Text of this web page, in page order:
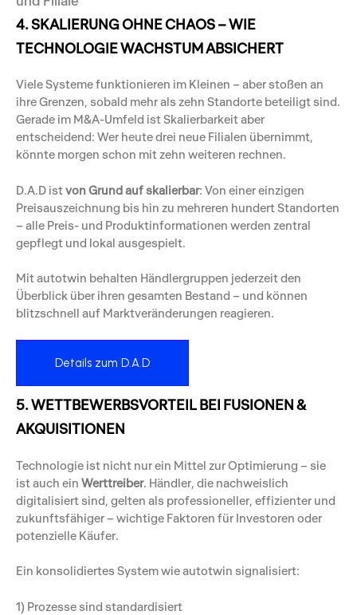
4. SKALIERUNG OHNE CHAOS – WIE
TECHNOLOGIE WACHSTUM ABSICHERT
Viele Systeme funktionieren im Kleinen – aber stoßen an
ihre Grenzen, sobald mehr als zehn Standorte beteiligt sind.
Gerade im M&A-Umfeld ist Skalierbarkeit aber
entscheidend: Wer heute drei neue Filialen übernimmt,
könnte morgen schon mit zehn weiteren rechnen.
D.A.D istvon Grund auf skalierbar: Von einer einzigen
Preisauszeichnung bis hin zu mehreren hundert Standorten
– alle Preis- und Produktinformationen werden zentral
gepflegt und lokal ausgespielt.
Mit autotwin behalten Händlergruppen jederzeit den
Überblick über ihren gesamten Bestand – und können
blitzschnell auf Marktveränderungen reagieren.
Details zum D.A.D
5. WETTBEWERBSVORTEIL BEI FUSIONEN &
AKQUISITIONEN
Technologie ist nicht nur ein Mittel zur Optimierung – sie
ist auch ein Werttreiber. Händler, die nachweislich
digitalisiert sind, gelten als professioneller, effizienter und
zukunftsfähiger – wichtige Faktoren für Investoren oder
potenzielle Käufer.
Ein konsolidiertes System wie autotwin signalisiert:
1) Prozesse sind standardisiert